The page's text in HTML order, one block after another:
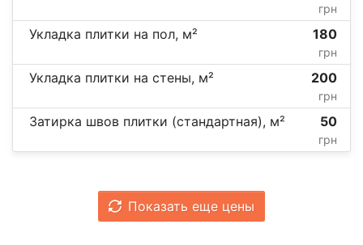
грн
Укладка плитки на пол, м² 180
грн
Укладка плитки на стены, м² 200
грн
Затирка швов плитки (стандартная), м² 50
грн
Показать еще цены